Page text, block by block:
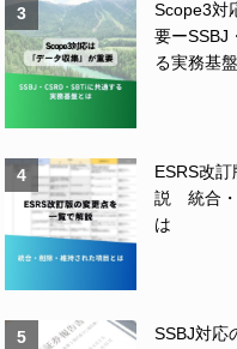
3
Scope3対
要ーSSBJ
る実務基
4
ESRS改
説 統合・
は
5
SSBJ対応